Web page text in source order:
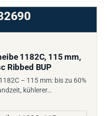
1182C, 115 mm,
Ribbed BUP
– 115 mm: bis zu 60%
kühlerer…